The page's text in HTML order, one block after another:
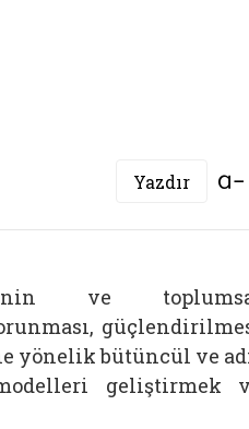
Yazdır
ve
yönelik bütüncül ve
geliştirmek